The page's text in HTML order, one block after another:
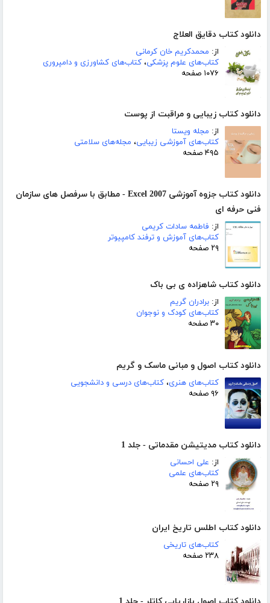
دانلود کتاب دقایق العلاج
از: محمدکریم خان کرمانی
کتاب‌های علوم پزشکی، کتاب‌های کشاورزی و دامپروری
۱۰۷۶ صفحه
دانلود کتاب زیبایی و مراقبت از پوست
از: مجله ویستا
کتاب‌های آموزشی زیبایی، مجله‌های سلامتی
۴۹۵ صفحه
دانلود کتاب جزوه آموزشی Excel 2007 - مطابق با سرفصل های سازمان
فنی حرفه ای
از: فاطمه سادات کریمی
کتاب‌های آموزش و ترفند کامپیوتر
۲۹ صفحه
دانلود کتاب شاهزاده ی بی باک
از: برادران گریم
کتاب‌های کودک و نوجوان
۳۰ صفحه
دانلود کتاب اصول و مبانی ماسک و گریم
کتاب‌های هنری، کتاب‌های درسی و دانشجویی
۹۶ صفحه
دانلود کتاب مدیتیشن مقدماتی - جلد 1
از: علی احسانی
کتاب‌های علمی
۲۹ صفحه
دانلود کتاب اطلس تاریخ ایران
کتاب‌های تاریخی
۲۳۸ صفحه